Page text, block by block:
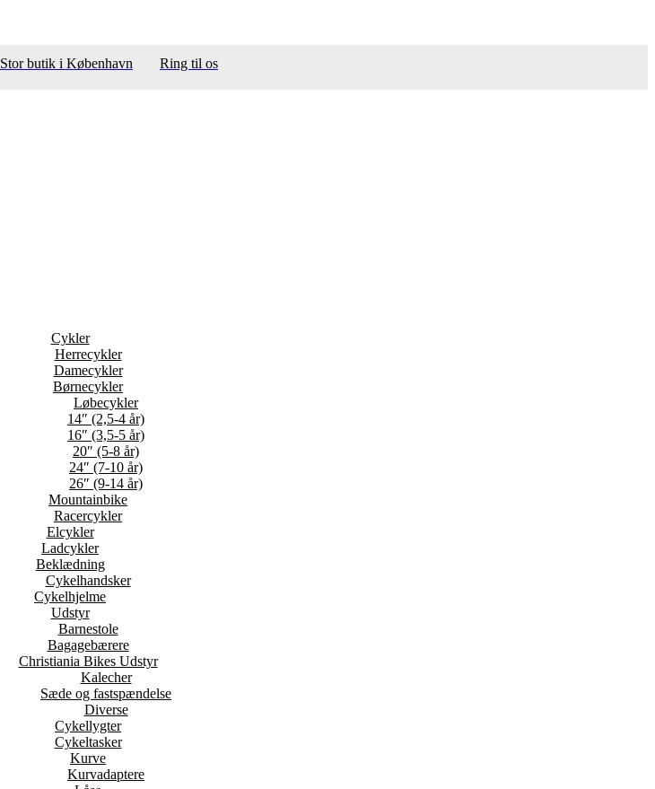
Stor butik i København
Ring til os
Cykler
Herrecykler
Damecykler
Børnecykler
Løbecykler
14″ (2,5-4 år)
16″ (3,5-5 år)
20″ (5-8 år)
24″ (7-10 år)
26″ (9-14 år)
Mountainbike
Racercykler
Elcykler
Ladcykler
Beklædning
Cykelhandsker
Cykelhjelme
Udstyr
Barnestole
Bagagebærere
Christiania Bikes Udstyr
Kalecher
Sæde og fastspændelse
Diverse
Cykellygter
Cykeltasker
Kurve
Kurvadaptere